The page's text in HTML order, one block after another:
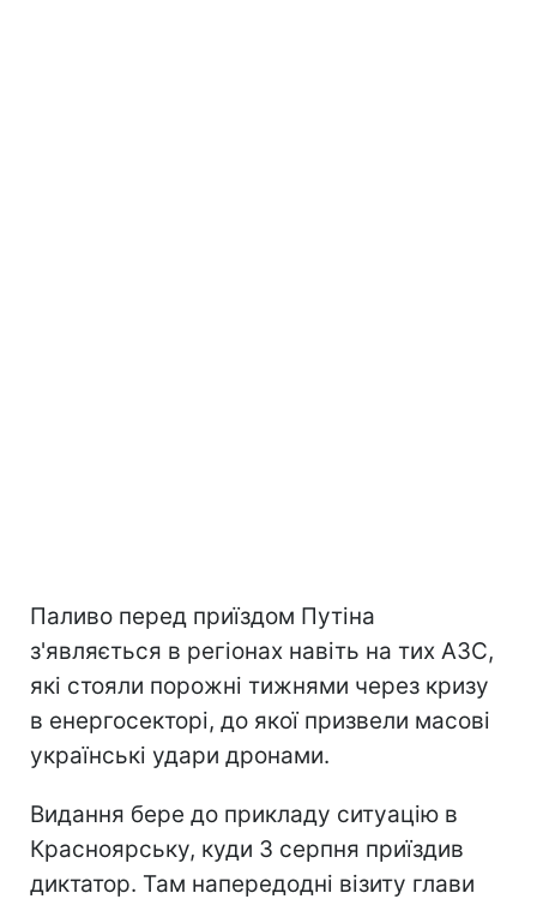
Паливо перед приїздом Путіна
з'являється в регіонах навіть на тих АЗС,
які стояли порожні тижнями через кризу
в енергосекторі, до якої призвели масові
українські удари дронами.
Видання бере до прикладу ситуацію в
Красноярську, куди 3 серпня приїздив
диктатор. Там напередодні візиту глави